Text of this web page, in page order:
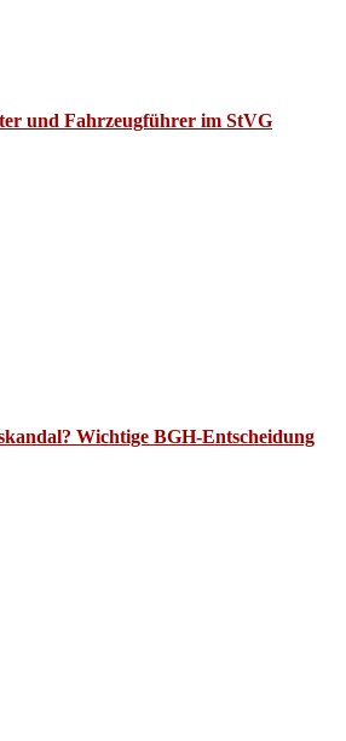
und Fahrzeugführer im StVG
Wichtige BGH-Entscheidung